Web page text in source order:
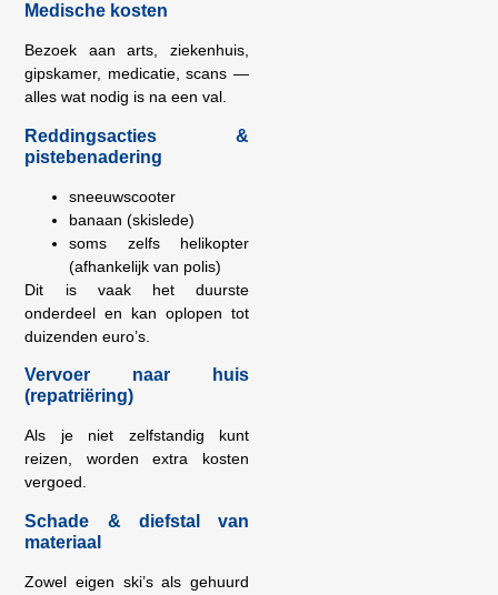
Medische kosten
Bezoek aan arts, ziekenhuis,
gipskamer, medicatie, scans —
alles wat nodig is na een val.
Reddingsacties &
pistebenadering
sneeuwscooter
banaan (skislede)
soms zelfs helikopter
(afhankelijk van polis)
Dit is vaak het duurste
onderdeel en kan oplopen tot
duizenden euro’s.
Vervoer naar huis
(repatriëring)
Als je niet zelfstandig kunt
reizen, worden extra kosten
vergoed.
Schade & diefstal van
materiaal
Zowel eigen ski’s als gehuurd